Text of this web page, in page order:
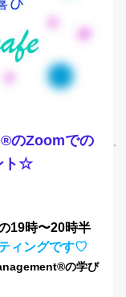
のZoomでの
ト☆
19時〜20時半
ィングです♡
の学び